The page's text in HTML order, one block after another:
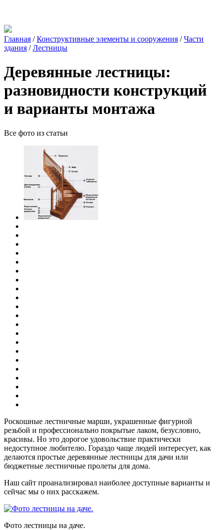
Главная /Конструктивные элементы и сооружения /Части
здания /Лестницы
Деревянные лестницы:
разновидности конструкций
и варианты монтажа
Все фото из статьи
Роскошные лестничные марши, украшенные фигурной
резьбой и профессионально покрытые лаком, безусловно,
красивы. Но это дорогое удовольствие практически
недоступное любителю. Гораздо чаще людей интересует, как
делаются простые деревянные лестницы для дачи или
бюджетные лестничные пролеты для дома.
Наш сайт проанализировал наиболее доступные варианты и
сейчас мы о них расскажем.
Фото лестницы на даче.